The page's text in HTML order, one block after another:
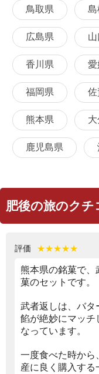
鳥取県 島
広島県
香川県 愛
福岡県 佐
熊本県
鹿児島県
肥後の旅のクチ
評価 ★★★★★
熊本県の銘菓で
菓のセットです。
武者返しは、バタ
餡が絶妙にマッチ
なっています。
一度食べた時から
産に良く購入する